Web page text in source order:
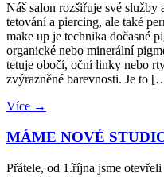
Náš salon rozšiřuje své služby
tetování a piercing, ale také
make up je technika dočasné
organické nebo minerální
tetuje obočí, oční linky nebo
zvýrazněné barevnosti. Je to
Více →
MÁME NOVÉ
Přátele, od 1.října jsme